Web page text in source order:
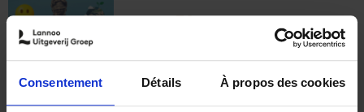
Consentement Détails À propos des cookies
€37,50